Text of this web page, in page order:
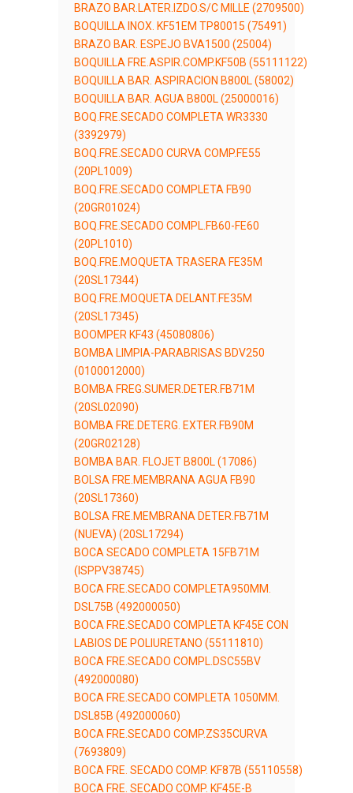
BRAZO BAR.LATER.IZDO.S/C MILLE (2709500)
BOQUILLA INOX. KF51EM TP80015 (75491)
BRAZO BAR. ESPEJO BVA1500 (25004)
BOQUILLA FRE.ASPIR.COMP.KF50B (55111122)
BOQUILLA BAR. ASPIRACION B800L (58002)
BOQUILLA BAR. AGUA B800L (25000016)
BOQ.FRE.SECADO COMPLETA WR3330
(3392979)
BOQ.FRE.SECADO CURVA COMP.FE55
(20PL1009)
BOQ.FRE.SECADO COMPLETA FB90
(20GR01024)
BOQ.FRE.SECADO COMPL.FB60-FE60
(20PL1010)
BOQ.FRE.MOQUETA TRASERA FE35M
(20SL17344)
BOQ.FRE.MOQUETA DELANT.FE35M
(20SL17345)
BOOMPER KF43 (45080806)
BOMBA LIMPIA-PARABRISAS BDV250
(0100012000)
BOMBA FREG.SUMER.DETER.FB71M
(20SL02090)
BOMBA FRE.DETERG. EXTER.FB90M
(20GR02128)
BOMBA BAR. FLOJET B800L (17086)
BOLSA FRE.MEMBRANA AGUA FB90
(20SL17360)
BOLSA FRE.MEMBRANA DETER.FB71M
(NUEVA) (20SL17294)
BOCA SECADO COMPLETA 15FB71M
(ISPPV38745)
BOCA FRE.SECADO COMPLETA950MM.
DSL75B (492000050)
BOCA FRE.SECADO COMPLETA KF45E CON
LABIOS DE POLIURETANO (55111810)
BOCA FRE.SECADO COMPL.DSC55BV
(492000080)
BOCA FRE.SECADO COMPLETA 1050MM.
DSL85B (492000060)
BOCA FRE.SECADO COMP.ZS35CURVA
(7693809)
BOCA FRE. SECADO COMP. KF87B (55110558)
BOCA FRE. SECADO COMP. KF45E-B